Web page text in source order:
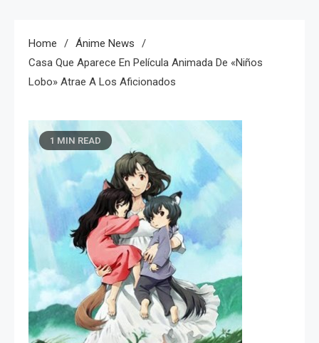
Home
Ánime News
Casa Que Aparece En Película Animada De «niños
Lobo» Atrae A Los Aficionados
1 MIN READ